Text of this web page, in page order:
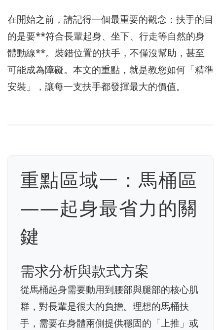
在開始之前，請記得一個最重要的觀念：扶手的目
的是要**符合長輩起身、坐下、行走等自然的身
體動線**。裝錯位置的扶手，不僅沒幫助，甚至
可能成為障礙。本文的重點，就是教您如何「精準
安裝」，讓每一支扶手都發揮最大的價值。
重點區域一：馬桶區
——起身最省力的關
鍵
需求分析與款式方案
從馬桶起身需要動用到腰部與腿部的核心肌
群，對長輩是很大的負擔。理想的馬桶扶
手，需要在身體兩側提供穩固的「上推」或